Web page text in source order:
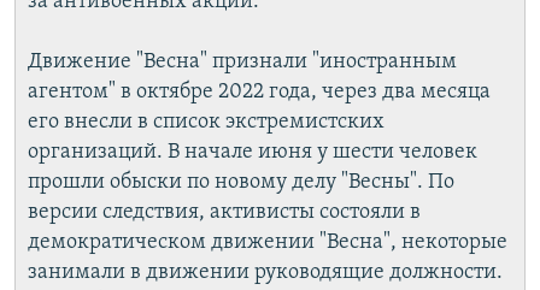
Движение "Весна" признали "иностранным
агентом" в октябре 2022 года, через два месяца
его внесли в список экстремистских
организаций. В начале июня у шести человек
прошли обыски по новому делу "Весны". По
версии следствия, активисты состояли в
демократическом движении "Весна", некоторые
занимали в движении руководящие должности.